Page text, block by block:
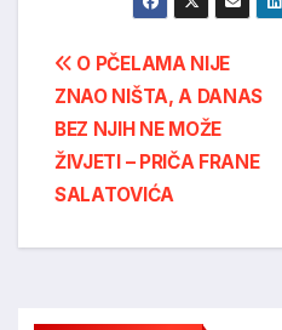
Post
navigation
O PČELAMA NIJE
ZNAO NIŠTA, A DANAS
BEZ NJIH NE MOŽE
ŽIVJETI – PRIČA FRANE
SALATOVIĆA